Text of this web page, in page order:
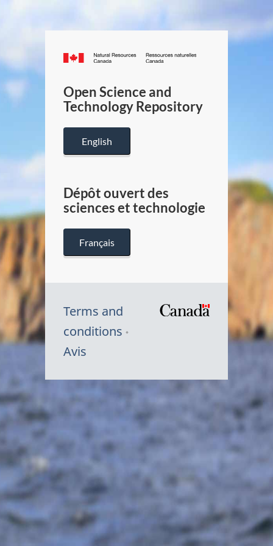
Canada.ca
/
Canada
Open Science and
Technology Repository
English
Dépôt ouvert des
sciences et technologie
Français
Terms and
conditions
Avis
Symbole
Canada